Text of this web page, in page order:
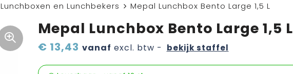
Lunchboxen en Lunchbekers Mepal Lunchbox Bento Large 1,5 L
Mepal Lunchbox Bento Large 1,5 L
€ 13,43 vanaf excl. btw - bekijk staffel